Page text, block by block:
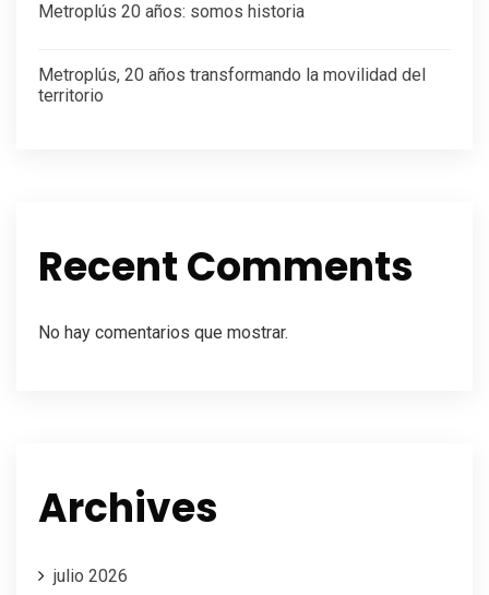
Metroplús 20 años: somos historia
Metroplús, 20 años transformando la movilidad del
territorio
Recent Comments
No hay comentarios que mostrar.
Archives
julio 2026